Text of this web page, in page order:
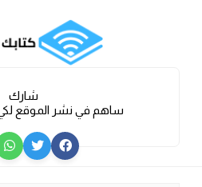
شارك
ساهم في نشر الموقع